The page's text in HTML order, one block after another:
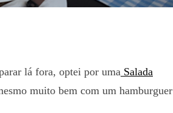
lá fora, optei por uma Salada
muito bem com um hamburguer